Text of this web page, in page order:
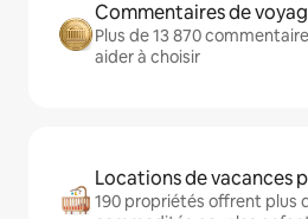
Commentaires de
Plus de 13 870
aider à choisir
Locations de vacances
190 propriétés offrent plus